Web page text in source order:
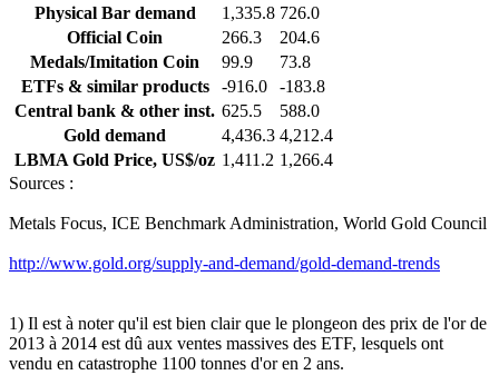
Physical Bar demand
1,335.8 726.0
Official Coin
266.3
204.6
Medals/Imitation Coin
99.9
73.8
ETFs & similar products
-916.0
-183.8
Central bank & other inst. 625.5
588.0
Gold demand
4,436.3 4,212.4
LBMA Gold Price, US$/oz 1,411.2 1,266.4
Sources :
Metals Focus, ICE Benchmark Administration, World Gold Council
http://www.gold.org/supply-and-demand/gold-demand-trends
1) Il est à noter qu'il est bien clair que le plongeon des prix de l'or de
2013 à 2014 est dû aux ventes massives des ETF, lesquels ont
vendu en catastrophe 1100 tonnes d'or en 2 ans.